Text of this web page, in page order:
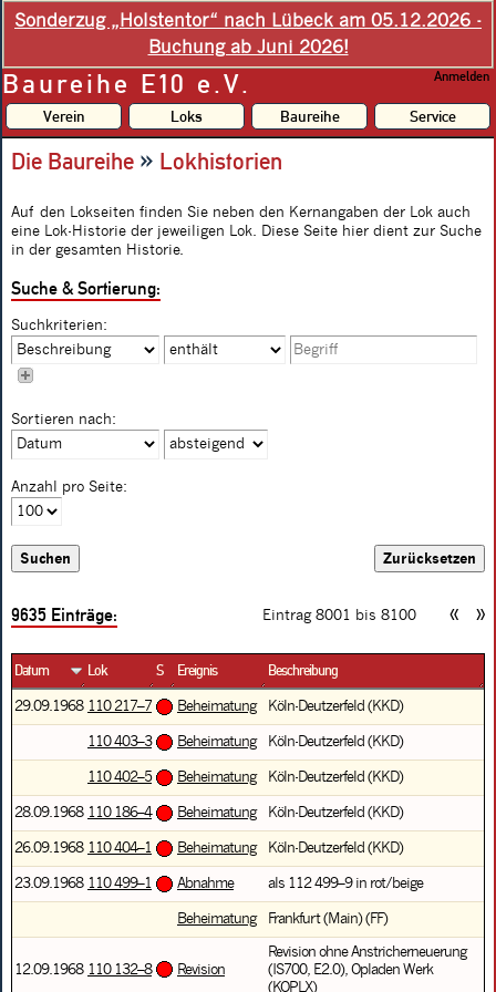
Sonderzug „Holstentor“ nach Lübeck am 05.12.2026 -
Buchung ab Juni 2026!
Baureihe E10 e.V. Anmelden
Verein Loks Baureihe Service
Die Baureihe » Lokhistorien
Auf den Lokseiten finden Sie neben den Kernangaben der Lok auch
eine Lok-Historie der jeweiligen Lok. Diese Seite hier dient zur Suche
in der gesamten Historie.
Suche & Sortierung:
Suchkriterien:
Sortieren nach:
Anzahl pro Seite:
9635 Einträge: Eintrag 8001 bis 8100 « »
Datum Lok S Ereignis Beschreibung
29.09.1968 110 217–7 Beheimatung Köln-Deutzerfeld (KKD)
110 403–3 Beheimatung Köln-Deutzerfeld (KKD)
110 402–5 Beheimatung Köln-Deutzerfeld (KKD)
28.09.1968 110 186–4 Beheimatung Köln-Deutzerfeld (KKD)
26.09.1968 110 404–1 Beheimatung Köln-Deutzerfeld (KKD)
23.09.1968 110 499–1 Abnahme als 112 499–9 in rot/beige
Beheimatung Frankfurt (Main) (FF)
12.09.1968 110 132–8 Revision
Revision ohne Anstricherneuerung
(IS700, E2.0), Opladen Werk
(KOPLX)